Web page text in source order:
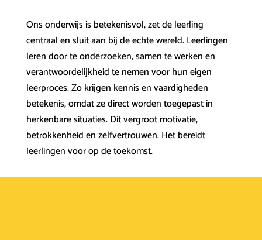
Ons onderwijs is betekenisvol, zet de leerling
centraal en sluit aan bij de echte wereld. Leerlingen
leren door te onderzoeken, samen te werken en
verantwoordelijkheid te nemen voor hun eigen
leerproces. Zo krijgen kennis en vaardigheden
betekenis, omdat ze direct worden toegepast in
herkenbare situaties. Dit vergroot motivatie,
betrokkenheid en zelfvertrouwen. Het bereidt
leerlingen voor op de toekomst.